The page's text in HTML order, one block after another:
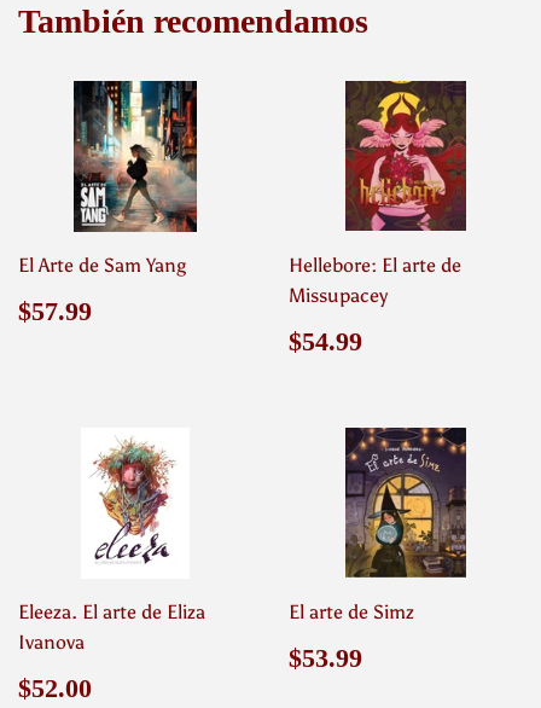
También recomendamos
El Arte de Sam Yang
Precio
$57.99
Hellebore: El arte de
Missupacey
Precio
$54.99
Eleeza. El arte de Eliza
Ivanova
Precio
$52.00
El arte de Simz
Precio
$53.99